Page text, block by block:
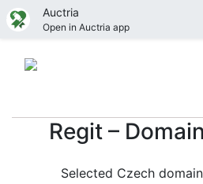
Auctria
Open in Auctria app
Regit –
Selected Czech